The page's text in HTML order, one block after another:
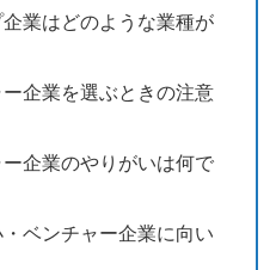
業はどのような業種が
企業を選ぶときの注意
企業のやりがいは何で
ベンチャー企業に向い